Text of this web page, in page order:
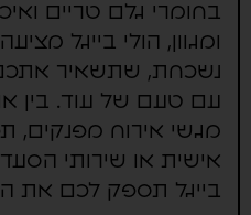
בחומרי גלם טריים
ומגוון, הולי בייגל מציעה
נשכחת, שתשאיר אתכם
עם טעם של עוד. בין
מגשי אירוח מפנקים,
אישית או שירותי הסעדה
בייגל תספק לכם את